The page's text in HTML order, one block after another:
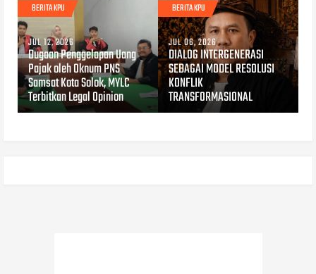
BERITA KPU
JUL 12, 2026
Dugaan Penggelapan Uang
Pajak oleh Oknum PNS
Samsat Kota Solok, MYLC
Terbitkan Legal Opinion
BERITA KPU
JUL 06, 2026
DIALOG INTERGENERASI
SEBAGAI MODEL RESOLUSI
KONFLIK
TRANSFORMASIONAL